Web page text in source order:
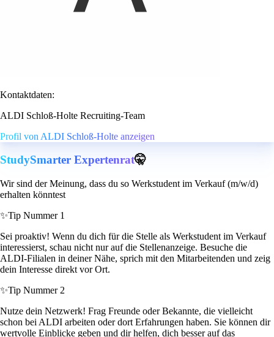
Kontaktdaten:
ALDI Schloß-Holte Recruiting-Team
Profil von ALDI Schloß-Holte anzeigen
StudySmarter Expertenrat🤫
Wir sind der Meinung, dass du so Werkstudent im Verkauf (m/w/d)
erhalten könntest
✨Tip Nummer 1
Sei proaktiv! Wenn du dich für die Stelle als Werkstudent im Verkauf
interessierst, schau nicht nur auf die Stellenanzeige. Besuche die
ALDI-Filialen in deiner Nähe, sprich mit den Mitarbeitenden und zeig
dein Interesse direkt vor Ort.
✨Tip Nummer 2
Nutze dein Netzwerk! Frag Freunde oder Bekannte, die vielleicht
schon bei ALDI arbeiten oder dort Erfahrungen haben. Sie können dir
wertvolle Einblicke geben und dir helfen, dich besser auf das